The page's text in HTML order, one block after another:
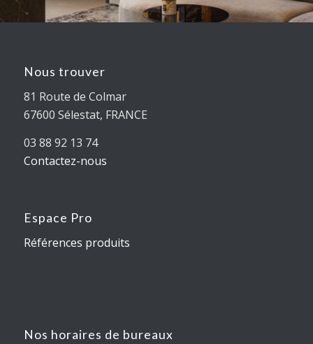
Nous trouver
81 Route de Colmar
67600 Sélestat, FRANCE
03 88 92 13 74
Contactez-nous
Espace Pro
Références produits
Nos horaires de bureaux